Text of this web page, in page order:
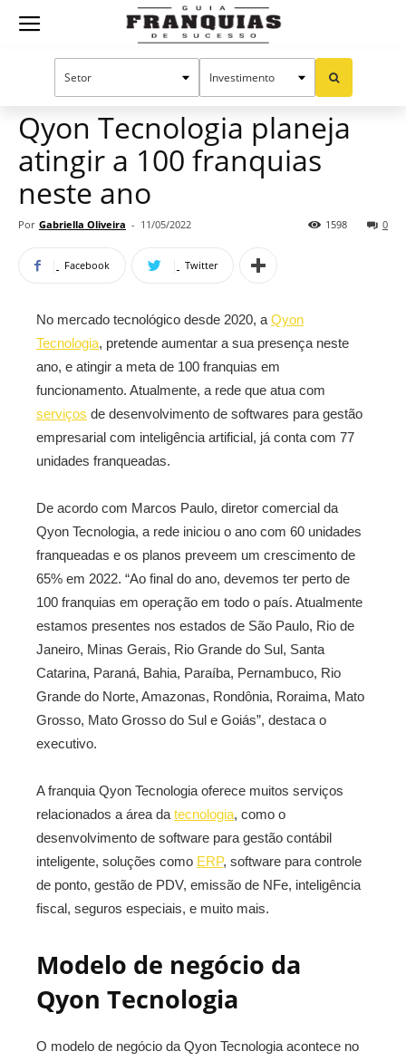
Guia
Mercado de franquias
Qyon Tecnologia planeja
atingir a 100 franquias
neste ano
Por Gabriella Oliveira - 11/05/2022 0
1598
Facebook Twitter
No mercado tecnológico desde 2020, a Qyon
Tecnologia, pretende aumentar a sua presença neste
ano, e atingir a meta de 100 franquias em
funcionamento. Atualmente, a rede que atua com
serviços de desenvolvimento de softwares para gestão
empresarial com inteligência artificial, já conta com 77
unidades franqueadas.
De acordo com Marcos Paulo, diretor comercial da
Qyon Tecnologia, a rede iniciou o ano com 60 unidades
franqueadas e os planos preveem um crescimento de
65% em 2022. “Ao final do ano, devemos ter perto de
100 franquias em operação em todo o país. Atualmente
estamos presentes nos estados de São Paulo, Rio de
Janeiro, Minas Gerais, Rio Grande do Sul, Santa
Catarina, Paraná, Bahia, Paraíba, Pernambuco, Rio
Grande do Norte, Amazonas, Rondônia, Roraima, Mato
Grosso, Mato Grosso do Sul e Goiás”, destaca o
executivo.
A franquia Qyon Tecnologia oferece muitos serviços
relacionados a área da tecnologia, como o
desenvolvimento de software para gestão contábil
inteligente, soluções como ERP, software para controle
de ponto, gestão de PDV, emissão de NFe, inteligência
fiscal, seguros especiais, e muito mais.
Modelo de negócio da
Qyon Tecnologia
O modelo de negócio da Qyon Tecnologia acontece no